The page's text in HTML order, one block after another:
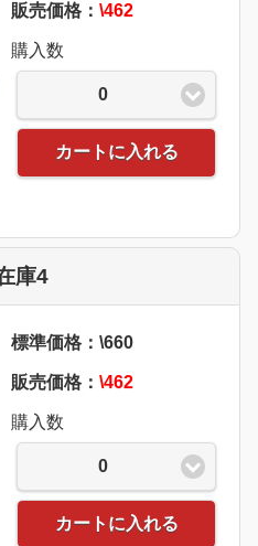
販売価格： \462
購入数
0
カートに入れる
庫4click to collapse
標準価格：\660
販売価格： \462
購入数
0
カートに入れる